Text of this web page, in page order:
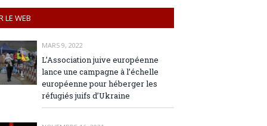
LE WEB
MARS 9, 2022
L’Association juive européenne
lance une campagne à l’échelle
européenne pour héberger les
réfugiés juifs d’Ukraine